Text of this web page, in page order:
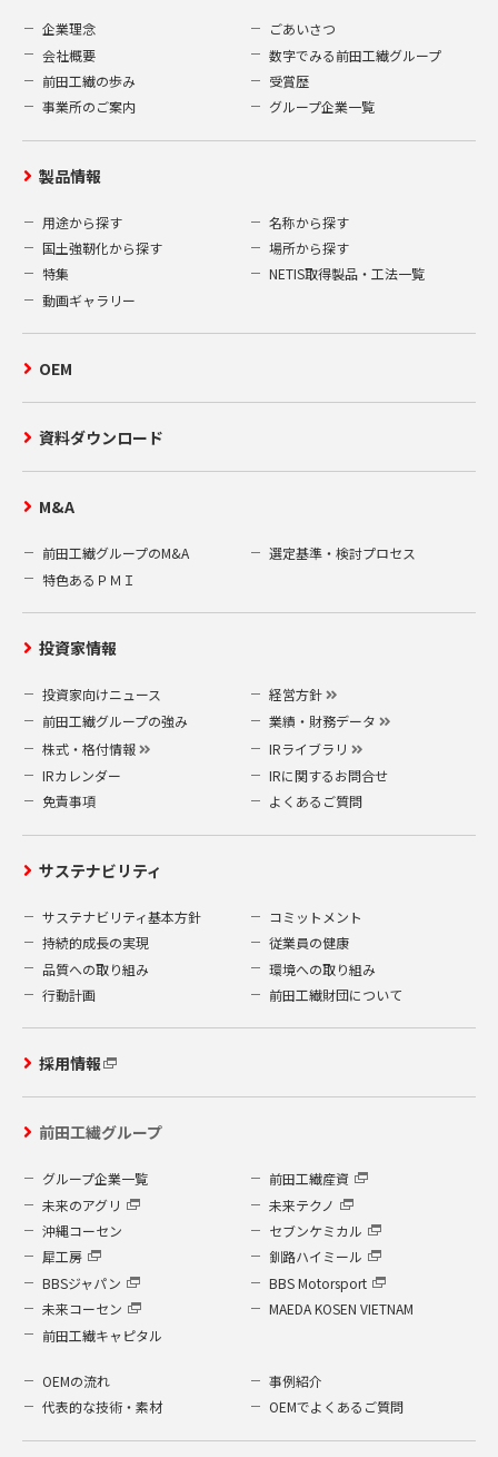
企業理念
ごあいさつ
会社概要
数字でみる前田工繊グループ
前田工繊の歩み
受賞歴
事業所のご案内
グループ企業一覧
製品情報
用途から探す
名称から探す
国土強靭化から探す
場所から探す
特集
NETIS取得製品・工法一覧
動画ギャラリー
OEM
資料ダウンロード
M&A
前田工繊グループのM&A
選定基準・検討プロセス
特色あるＰＭＩ
投資家情報
投資家向けニュース
経営方針
前田工繊グループの強み
業績・財務データ
株式・格付情報
IRライブラリ
IRカレンダー
IRに関するお問合せ
免責事項
よくあるご質問
サステナビリティ
サステナビリティ基本方針
コミットメント
持続的成長の実現
従業員の健康
品質への取り組み
環境への取り組み
行動計画
前田工繊財団について
採用情報
前田工繊グループ
グループ企業一覧
前田工繊産資
未来のアグリ
未来テクノ
沖縄コーセン
セブンケミカル
犀工房
釧路ハイミール
BBSジャパン
BBS Motorsport
未来コーセン
MAEDA KOSEN VIETNAM
前田工繊キャピタル
OEMの流れ
事例紹介
代表的な技術・素材
OEMでよくあるご質問